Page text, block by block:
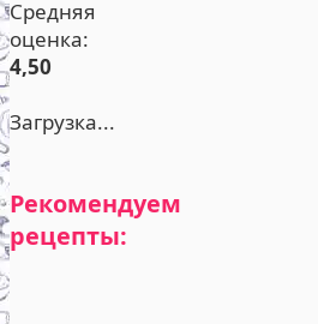
Средняя
оценка:
4,50
Загрузка...
Рекомендуем
рецепты: